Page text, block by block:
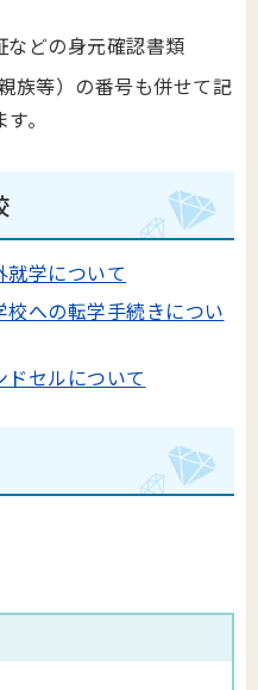
どの身元確認書類
族等）の番号も併せて記
。
学について
への転学手続きについ
セルについて